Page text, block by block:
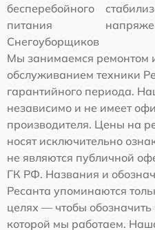
бесперебойного
питания
Снегоуборщиков
Мы занимаемся ремонтом
обслуживанием техники
гарантийного периода.
независимо и не имеет
производителя. Цены на
носят исключительно
не являются публичной
ГК РФ. Названия и
Ресанта упоминаются
целях — чтобы обозначить
которой мы работаем.